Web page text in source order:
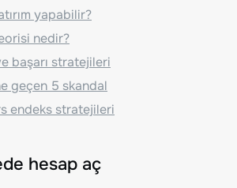
yapabilir?
nedir?
başarı stratejileri
geçen 5 skandal
endeks stratejileri
hesap aç